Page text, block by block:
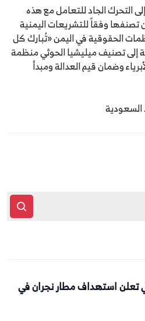
التحرك الجاد للتعامل مع هذه
تصنفها وفقاً للتشريعات اليمنية
الحقوقية في اليمن «تُبارك كل
إلى تصنيف ميليشيا الحوثي منظمة
وضمان قيم العدالة ومبدأ
تعلن استهداف مطار نجران في